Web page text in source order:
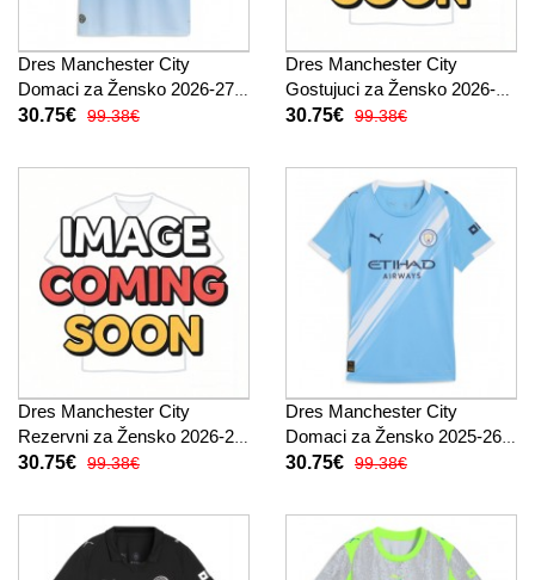
Dres Manchester City
Domaci za Žensko 2026-27
Kratak Rukav
30.75€ 99.38€
Dres Manchester City
Gostujuci za Žensko 2026-27
Kratak Rukav
30.75€ 99.38€
Dres Manchester City
Rezervni za Žensko 2026-27
Kratak Rukav
30.75€ 99.38€
Dres Manchester City
Domaci za Žensko 2025-26
Kratak Rukav
30.75€ 99.38€